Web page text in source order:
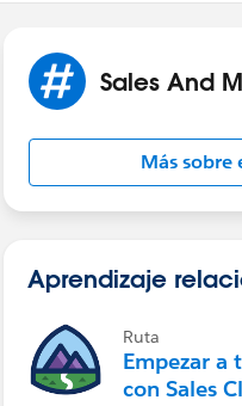
Sales And
Más sobre
Aprendizaje
Ruta
Empezar a
con Sales